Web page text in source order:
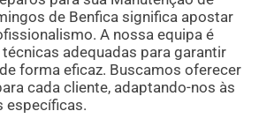
de Benfica significa apostar
A nossa equipa é
adequadas para garantir
forma eficaz. Buscamos oferecer
cada cliente, adaptando-nos às
específicas.